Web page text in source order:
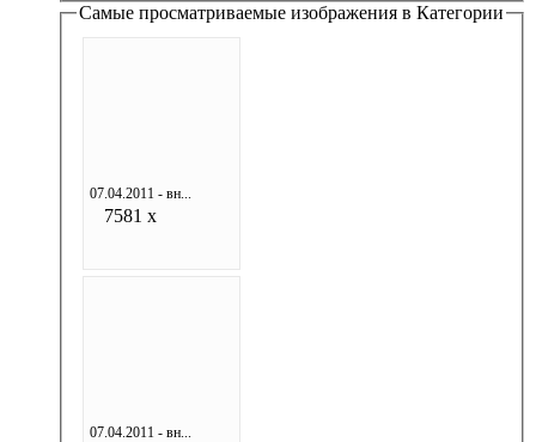
Самые просматриваемые изображения в Категории
07.04.2011 - вн...
7581 x
07.04.2011 - вн...